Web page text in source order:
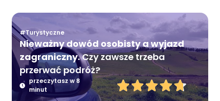
#Turystyczne
Nieważny dowód osobisty a wyjazd
zagraniczny.Czy zawsze trzeba
przerwać podróż?
przeczytasz w 8
minut